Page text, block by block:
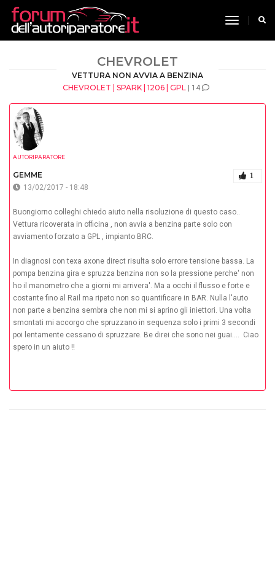
toggle
CHEVROLET
VETTURA NON AVVIA A BENZINA
CHEVROLET | SPARK | 1206 | GPL
| 14
AUTORIPARATORE
GEMME 1
13/02/2017 - 18:48
Buongiorno colleghi chiedo aiuto nella risoluzione di questo caso..
Vettura ricoverata in officina , non avvia a benzina parte solo con
avviamento forzato a GPL , impianto BRC.
In diagnosi con texa axone direct risulta solo errore tensione bassa. La
pompa benzina gira e spruzza benzina non so la pressione perche' non
ho il manometro che a giorni mi arrivera'. Ma a occhi il flusso e forte e
costante fino al Rail ma ripeto non so quantificare in BAR. Nulla l'auto
non parte a benzina sembra che non mi si aprino gli iniettori. Una volta
smontati mi accorgo che spruzzano in sequenza solo i primi 3 secondi
poi lentamente cessano di spruzzare. Be direi che sono nei guai.... Ciao
spero in un aiuto !!